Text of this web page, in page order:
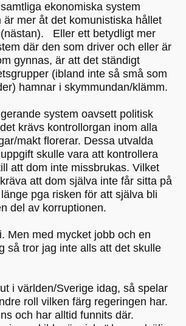
ekonomiska system
är mer åt det komunistiska hållet
Eller ett betydligt mer
där den som driver och eller är
gynnas, är att det ständigt
(ibland inte så små som
hamnar i skymmundan/klämm.
system oavsett politisk
krävs kontrollorgan inom alla
makt florerar. Dessa utvalda
skulle vara att kontrollera
att dom inte missbrukas. Vilket
att dom själva inte får sitta på
pga risken för att själva bli
del av korruptionen.
Men med mycket jobb och en
så tror jag inte alls att det skulle
i världen/Sverige idag, så spelar
roll vilken färg regeringen har.
och har alltid funnits där.